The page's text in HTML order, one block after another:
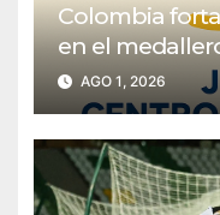
Colombia
en el
AGO 1, 2026